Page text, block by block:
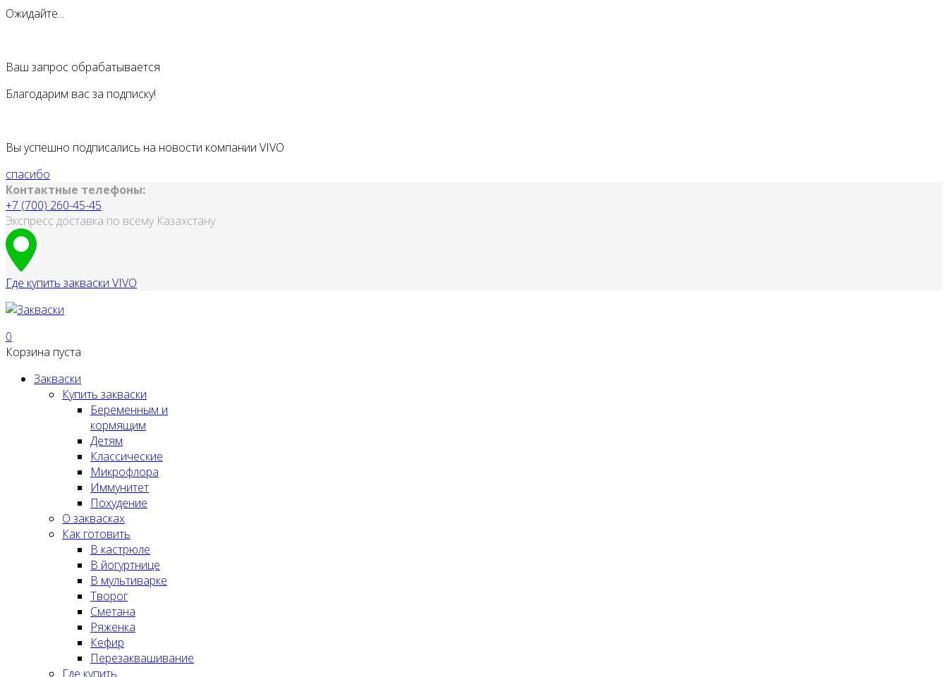
Ожидайте...
Ваш запрос обрабатывается
Благодарим вас за подписку!
Вы успешно подписались на новости компании VIVO
спасибо
Контактные телефоны:
+7 (700) 260-45-45
Экспресс доставка по всему Казахстану
Где купить закваски VIVO
0
Корзина пуста
Закваски
Купить закваски
Беременным и
кормящим
Детям
Классические
Микрофлора
Иммунитет
Похудение
О заквасках
Как готовить
В кастрюле
В йогуртнице
В мультиварке
Творог
Сметана
Ряженка
Кефир
Перезаквашивание
Где купить